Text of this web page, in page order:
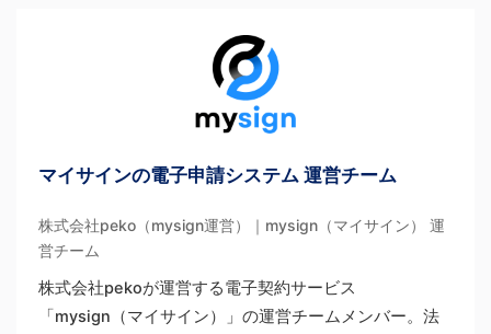
マイサインの電子申請システム 運営チーム
株式会社peko（mysign運営）｜mysign（マイサイン） 運
営チーム
株式会社pekoが運営する電子契約サービス
「mysign（マイサイン）」の運営チームメンバー。法